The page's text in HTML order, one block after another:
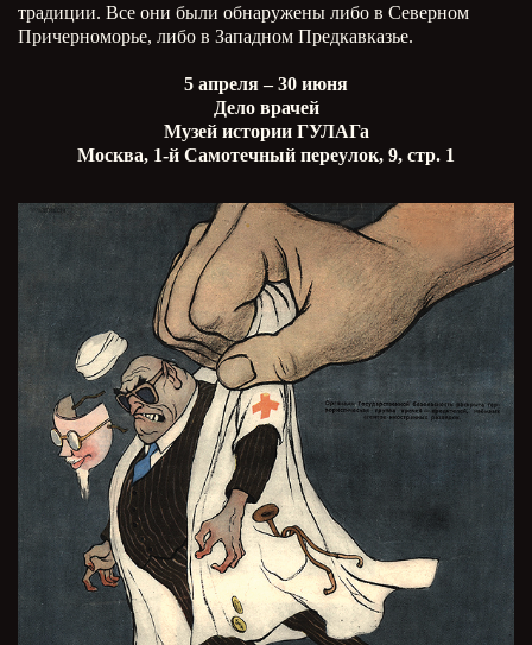
традиции. Все они были обнаружены либо в Северном
Причерноморье, либо в Западном Предкавказье.
5 апреля – 30 июня
Дело врачей
Музей истории ГУЛАГа
Москва, 1-й Самотечный переулок, 9, стр. 1